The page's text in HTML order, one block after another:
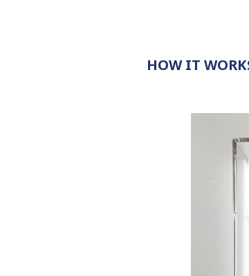
HOW IT
EXAMPLE